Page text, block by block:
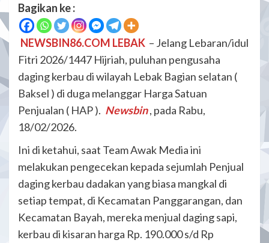
Bagikan ke :
NEWSBIN86.COM LEBAK – Jelang Lebaran/idul
Fitri 2026/1447 Hijriah, puluhan pengusaha
daging kerbau di wilayah Lebak Bagian selatan (
Baksel ) di duga melanggar Harga Satuan
Penjualan ( HAP ). Newsbin , pada Rabu,
18/02/2026.
Ini di ketahui, saat Team Awak Media ini
melakukan pengecekan kepada sejumlah Penjual
daging kerbau dadakan yang biasa mangkal di
setiap tempat, di Kecamatan Panggarangan, dan
Kecamatan Bayah, mereka menjual daging sapi,
kerbau di kisaran harga Rp. 190.000 s/d Rp